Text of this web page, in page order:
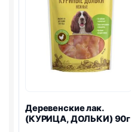
Деревенские лак.
(КУРИЦА, ДОЛЬКИ) 90г